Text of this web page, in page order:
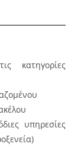
κατηγορίες
υπηρεσίες